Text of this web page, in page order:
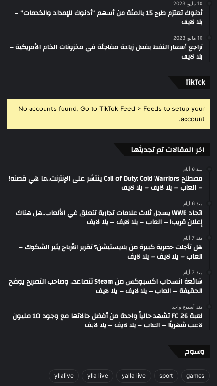
10 مايو، 2023
أدنوك تعتزم طرح 15 بالمئة من أسهم “أدنوك للإمداد والخدمات” –
يلا لايف
10 مايو، 2023
تراجع أسعار النفط بفعل زيادة مفاجئة في مخزونات الخام الأمريكية –
يلا لايف
‫TikTok
No accounts found, Go to TikTok Feed > Feeds to setup your
account.
اخر المقالات تم تجديثها
منذ 6 أيام
مصطلح Call of Duty: Cold Warriors ينتشر على الإنترنت..ما هي قصته!
– العاب – يلا لايف – يلا لايف
منذ 6 أيام
اتحاد WWE يسجل ثلاث علامات تجارية تتعلق في الألعاب..هل هناك
إعلان قريب! – العاب – يلا لايف – يلا لايف
منذ 7 أيام
هل تأجلت حصرية كبيرة من بلايستيشن؟ تقرير الأرباح يثير الشكوك –
العاب – يلا لايف – يلا لايف
منذ 7 أيام
شائعة انسحاب اكسبوكس من Steam تتصاعد.. وصاحب التصريح يوضح
الحقيقة – العاب – يلا لايف – يلا لايف
منذ أسبوع واحد
لعبة FC 26 تشهد حالياً واحدة من أفضل حالاتها مع وجود 10 مليون
لاعب شهرياً! – العاب – يلا لايف – يلا لايف
وسوم
games
sport
yalla live
ylla live
yllalive